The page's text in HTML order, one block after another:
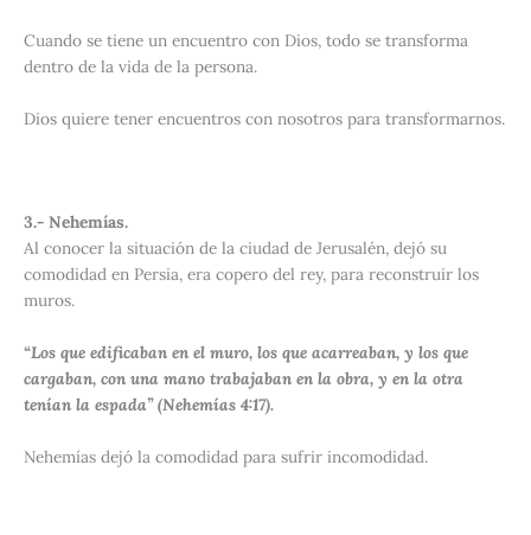
Cuando se tiene un encuentro con Dios, todo se transforma
dentro de la vida de la persona.
Dios quiere tener encuentros con nosotros para transformarnos.
3.- Nehemías.
Al conocer la situación de la ciudad de Jerusalén, dejó su
comodidad en Persia, era copero del rey, para reconstruir los
muros.
“Los que edificaban en el muro, los que acarreaban, y los que
cargaban, con una mano trabajaban en la obra, y en la otra
tenían la espada” (Nehemías 4:17).
Nehemías dejó la comodidad para sufrir incomodidad.